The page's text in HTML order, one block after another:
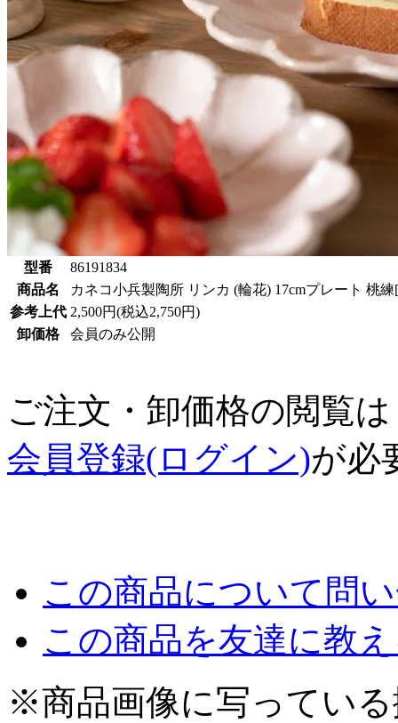
型番
86191834
商品名
カネコ小兵製陶所 リンカ (輪花) 17cmプレート 桃
参考上代 2,500円(税込2,750円)
卸価格
会員のみ公開
ご注文・卸価格の閲覧は
会員登録(ログイン)が必
この商品について問
この商品を友達に教
※商品画像に写ってい